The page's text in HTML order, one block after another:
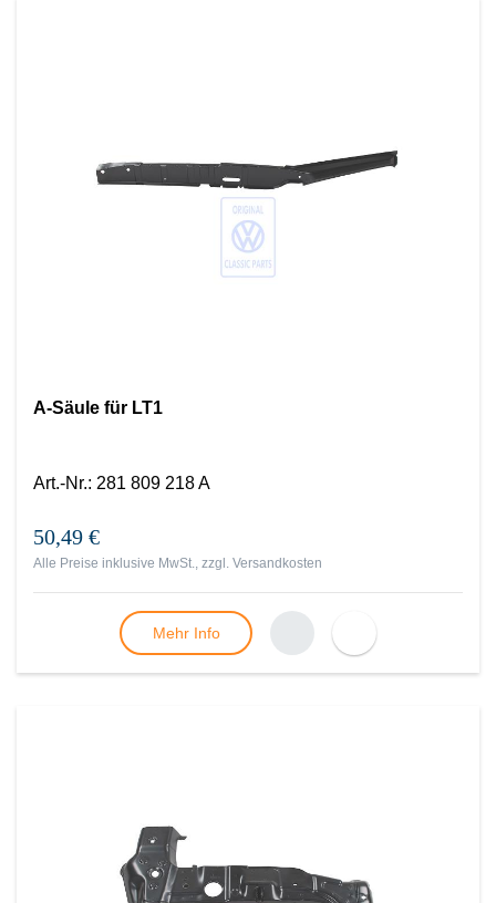
A-Säule für LT1
Art.-Nr.: 281 809 218 A
50,49 €
Alle Preise inklusive MwSt., zzgl. Versandkosten
Mehr Info